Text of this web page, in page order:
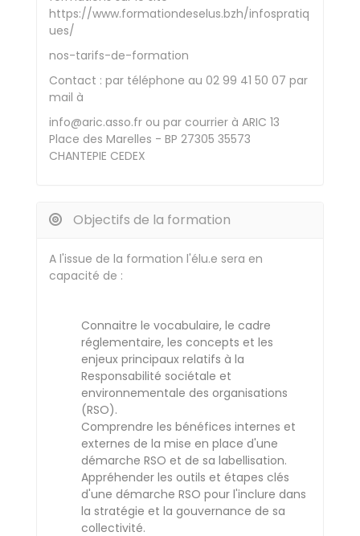
https://www.formationdeselus.bzh/infospratiq
ues/
nos-tarifs-de-formation
Contact : par téléphone au 02 99 41 50 07 par
mail à
info@aric.asso.fr ou par courrier à ARIC 13
Place des Marelles - BP 27305 35573
CHANTEPIE CEDEX
Objectifs de la formation
A l'issue de la formation l'élu.e sera en
capacité de :
Connaitre le vocabulaire, le cadre
réglementaire, les concepts et les
enjeux principaux relatifs à la
Responsabilité sociétale et
environnementale des organisations
(RSO).
Comprendre les bénéfices internes et
externes de la mise en place d'une
démarche RSO et de sa labellisation.
Appréhender les outils et étapes clés
d'une démarche RSO pour l'inclure dans
la stratégie et la gouvernance de sa
collectivité.